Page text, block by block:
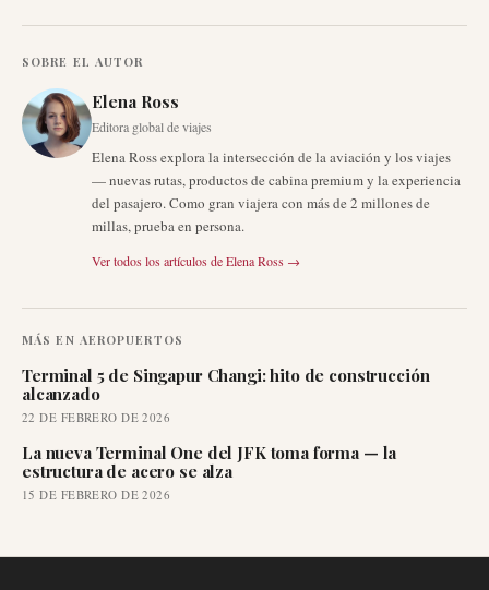
SOBRE EL AUTOR
Elena Ross
Editora global de viajes
Elena Ross explora la intersección de la aviación y los viajes
— nuevas rutas, productos de cabina premium y la experiencia
del pasajero. Como gran viajera con más de 2 millones de
millas, prueba en persona.
Ver todos los artículos deElena Ross →
MÁS EN AEROPUERTOS
Terminal 5 de Singapur Changi: hito de construcción
alcanzado
22 DE FEBRERO DE 2026
La nueva Terminal One del JFK toma forma — la
estructura de acero se alza
15 DE FEBRERO DE 2026